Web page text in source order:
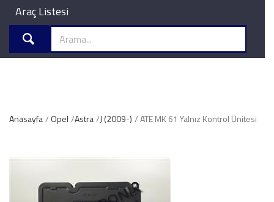
Araç Listesi
Anasayfa Opel Astra J (2009-) ATE MK 61 Yalnız Kontrol Ünitesi